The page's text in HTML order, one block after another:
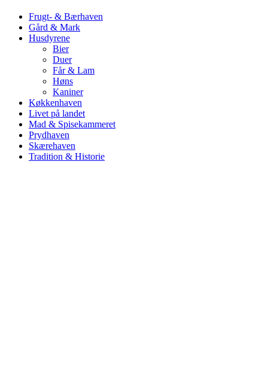
Frugt- & Bærhaven
Gård & Mark
Husdyrene
Bier
Duer
Får & Lam
Høns
Kaniner
Køkkenhaven
Livet på landet
Mad & Spisekammeret
Prydhaven
Skærehaven
Tradition & Historie